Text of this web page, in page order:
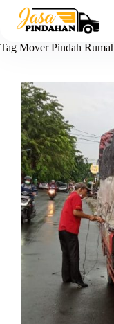
Tag Mover Pindah